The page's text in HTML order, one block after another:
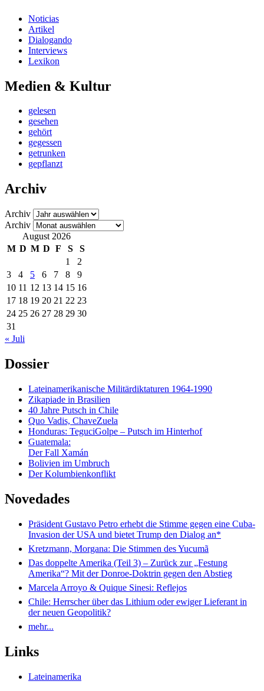
Noticias
Artikel
Dialogando
Interviews
Lexikon
Medien & Kultur
gelesen
gesehen
gehört
gegessen
getrunken
gepflanzt
Archiv
Archiv
Archiv
August 2026
M D M D F S
S
1
2
3
4 5 6 7 8
9
10 11 12 13 14 15 16
17 18 19 20 21 22 23
24 25 26 27 28 29 30
31
« Juli
Dossier
Lateinamerikanische Militärdiktaturen 1964-1990
Zikapiade in Brasilien
40 Jahre Putsch in Chile
Quo Vadis, ChaveZuela
Honduras: TeguciGolpe – Putsch im Hinterhof
Guatemala:
Der Fall Xamán
Bolivien im Umbruch
Der Kolumbienkonflikt
Novedades
Präsident Gustavo Petro erhebt die Stimme gegen eine Cuba-
Invasion der USA und bietet Trump den Dialog an*
Kretzmann, Morgana: Die Stimmen des Yucumã
Das doppelte Amerika (Teil 3) – Zurück zur „Festung
Amerika“? Mit der Donroe-Doktrin gegen den Abstieg
Marcela Arroyo & Quique Sinesi: Reflejos
Chile: Herrscher über das Lithium oder ewiger Lieferant in
der neuen Geopolitik?
mehr...
Links
Lateinamerika